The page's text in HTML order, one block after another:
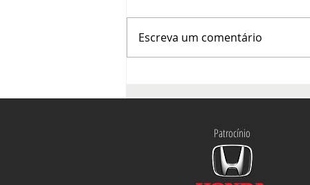
a cena cultural de Brasília
Escreva um comentário
Patrocínio